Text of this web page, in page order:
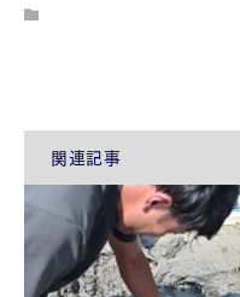
関連記事